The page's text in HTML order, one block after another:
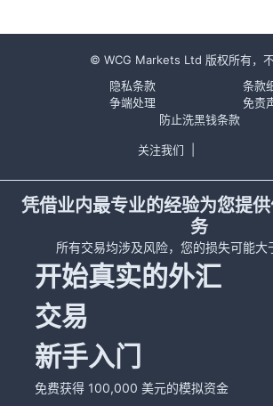
© WCG Markets Ltd 版权所有，
隐私条款
条款
争端处理
免责
防止洗黑钱条款
关注我们
凭借业内最专业的经验为您提
务
所有交易均涉及风险，您的损失可能大
开始真实的外汇
交易
新手入门
免费获得 100,000 美元的模拟资金